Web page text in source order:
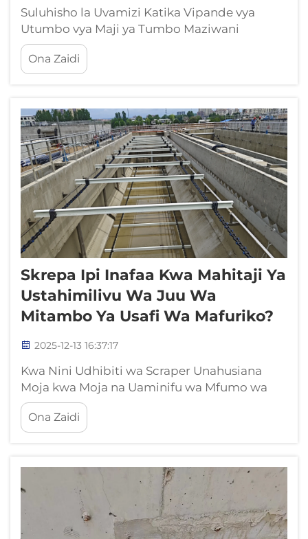
Suluhisho la Uvamizi Katika Vipande vya
Utumbo vya Maji ya Tumbo Maziwani
Vipande vya utumbo vya maji ya tumbo
maziwani vinapata tatizo kubwa la uvamizi
kutokana na asidi ya sufuriki yanayotokana
inatokea hasa katika sehemu za...
Ona Zaidi
Skrepa Ipi Inafaa Kwa Mahitaji Ya
Ustahimilivu Wa Juu Wa
Mitambo Ya Usafi Wa Mafuriko?
2025-12-13 16:37:17
Kwa Nini Udhibiti wa Scraper Unahusiana
Moja kwa Moja na Uaminifu wa Mfumo wa
Usindikaji wa Maji Machafu Jinsi Gharusi isiyo
ya Thabiti Inavyosababisha Ukusanyaji wa
Taka na Vikwazo vya Utendaji Unapotokuwa
kuondoa taka katika vituo vya usindikaji wa
maji machafu, kinachowasumbua...
Ona Zaidi